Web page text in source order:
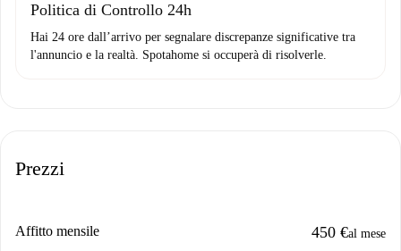
Politica di Controllo 24h
Hai 24 ore dall’arrivo per segnalare discrepanze significative tra
l'annuncio e la realtà. Spotahome si occuperà di risolverle.
Prezzi
Affitto mensile 450 €al mese